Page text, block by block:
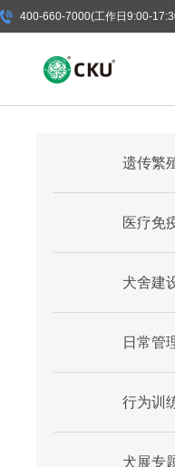
400-660-7000(工作日9:00-
遗传繁
医疗免
犬舍建
日常管
行为训
犬展专